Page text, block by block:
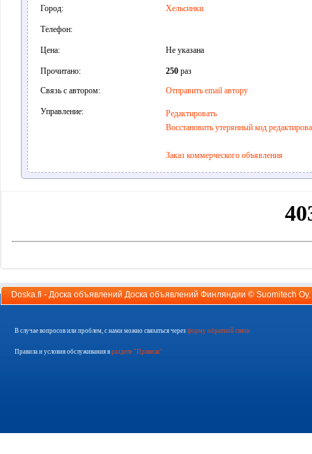
Город: Хельсинки
Телефон:
Цена: Не указана
Прочитано: 250раз
Связь с автором:
Отправить email автору
Управление:
Редактировать
Восстановить утерянный код
Заказ коммерческого объявления
Doska.fi - Доска объявлений Доска объявлений Финляндии © Suomitech Oy
В случае вопросов или проблем, с нами можно связаться через форму обратной связи
Правила и условия обслуживания в разделе "Правила"